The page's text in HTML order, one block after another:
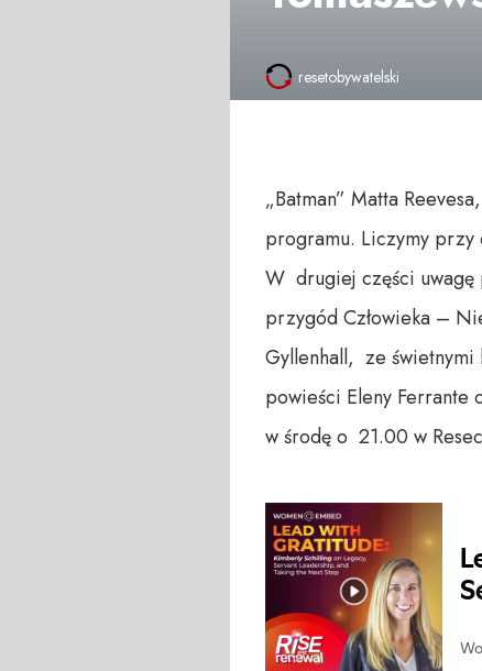
resetobywatelski
„Batman” Matta
programu. Liczymy przy
W drugiej części uwagę
przygód Człowieka –
Gyllenhall, ze świetnymi
powieści Eleny Ferrante
w środę o 21.00 w